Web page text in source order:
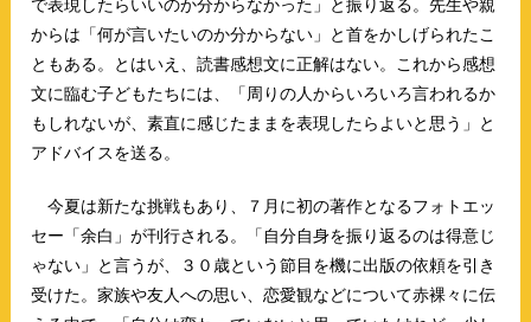
で表現したらいいのか分からなかった」と振り返る。先生や親
からは「何が言いたいのか分からない」と首をかしげられたこ
ともある。とはいえ、読書感想文に正解はない。これから感想
文に臨む子どもたちには、「周りの人からいろいろ言われるか
もしれないが、素直に感じたままを表現したらよいと思う」と
アドバイスを送る。
今夏は新たな挑戦もあり、７月に初の著作となるフォトエッ
セー「余白」が刊行される。「自分自身を振り返るのは得意じ
ゃない」と言うが、３０歳という節目を機に出版の依頼を引き
受けた。家族や友人への思い、恋愛観などについて赤裸々に伝